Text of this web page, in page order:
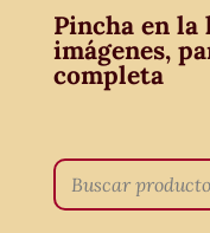
Pincha en la
imágenes,
completa